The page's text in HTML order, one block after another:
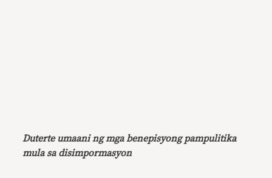
Duterte umaani ng mga benepisyong pampulitika
mula sa disimpormasyon